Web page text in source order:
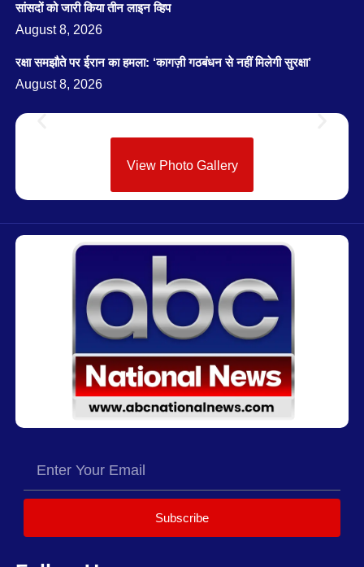
सांसदों को जारी किया तीन लाइन व्हिप
August 8, 2026
रक्षा समझौते पर ईरान का हमला: ‘कागज़ी गठबंधन से नहीं मिलेगी सुरक्षा’
August 8, 2026
View Photo Gallery
Subscribe